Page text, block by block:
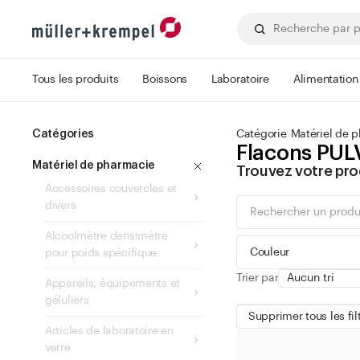
Tous les produits Boissons Laboratoire Alimentation
Catégories
Matériel de pharmacie
Accessoires couvercles et
divers
Alcoolmètre densimètre
pour poids spécifique
Appareils, équipements et
géluliers
Articles de laboratoire en
verre
Catégorie Matériel de
Flacons
Trouvez votre
Couleur
Trier par
Supprimer tous les